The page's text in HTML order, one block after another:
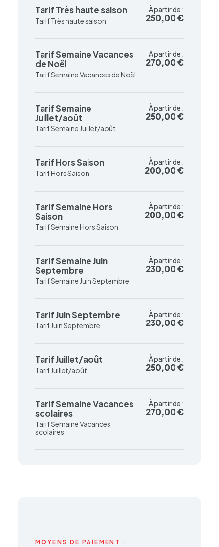
Tarif Très haute saison
Tarif Très haute saison
À partir de :
250,00 €
À partir de :
250,00 €
Tarif Semaine Vacances
de Noël
Tarif Semaine Vacances de Noël
À partir de :
270,00 €
À partir de :
270,00 €
Tarif Semaine
Juillet/août
Tarif Semaine Juillet/août
À partir de :
250,00 €
À partir de :
250,00 €
Tarif Hors Saison
Tarif Hors Saison
À partir de :
200,00 €
À partir de :
200,00 €
Tarif Semaine Hors
Saison
Tarif Semaine Hors Saison
À partir de :
200,00 €
À partir de :
200,00 €
Tarif Semaine Juin
Septembre
Tarif Semaine Juin Septembre
À partir de :
230,00 €
À partir de :
230,00 €
Tarif Juin Septembre
Tarif Juin Septembre
À partir de :
230,00 €
À partir de :
230,00 €
Tarif Juillet/août
Tarif Juillet/août
À partir de :
250,00 €
À partir de :
250,00 €
Tarif Semaine Vacances
scolaires
Tarif Semaine Vacances
scolaires
À partir de :
270,00 €
À partir de :
270,00 €
MOYENS DE PAIEMENT :